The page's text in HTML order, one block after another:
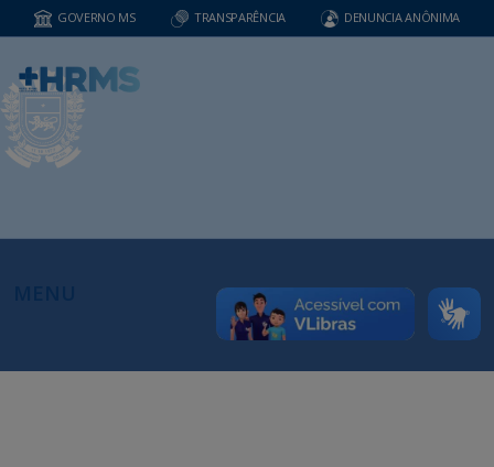
GOVERNO MS TRANSPARÊNCIA DENUNCIA ANÔNIMA